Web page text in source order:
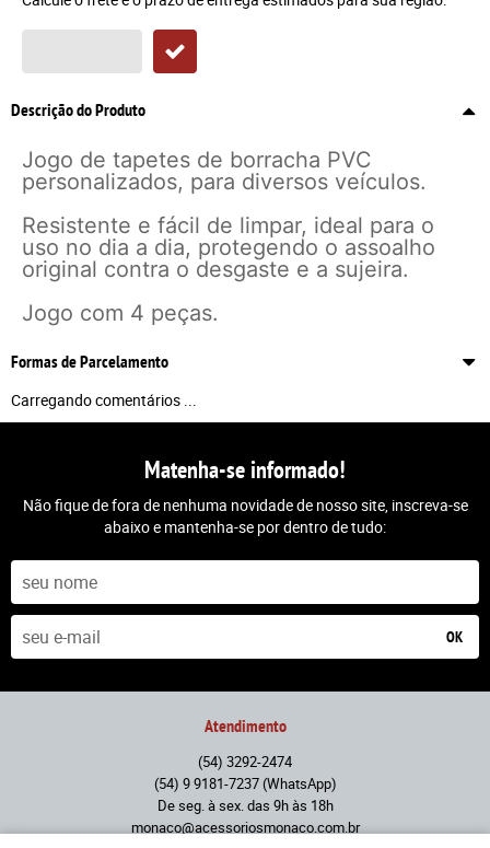
Descrição do Produto
Jogo de tapetes de borracha PVC
personalizados, para diversos veículos.
Resistente e fácil de limpar, ideal para o
uso no dia a dia, protegendo o assoalho
original contra o desgaste e a sujeira.
Jogo com 4 peças.
Formas de Parcelamento
Carregando comentários ...
Matenha-se informado!
Não fique de fora de nenhuma novidade de nosso site, inscreva-se
abaixo e mantenha-se por dentro de tudo:
OK
Atendimento
(54) 3292-2474
(54) 9 9181-7237(WhatsApp)
De seg. à sex. das 9h às 18h
monaco@acessoriosmonaco.com.br